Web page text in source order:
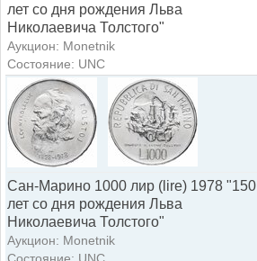
лет со дня рождения Льва
Николаевича Толстого"
Аукцион: Monetnik
Состояние: UNC
Сан-Марино 1000 лир (lire) 1978 "150
лет со дня рождения Льва
Николаевича Толстого"
Аукцион: Monetnik